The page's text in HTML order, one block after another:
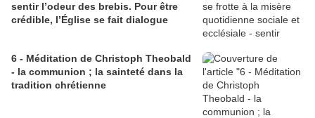
sentir l’odeur des brebis. Pour être
crédible, l’Église se fait dialogue
6 - Méditation de Christoph Theobald
- la communion ; la sainteté dans la
tradition chrétienne